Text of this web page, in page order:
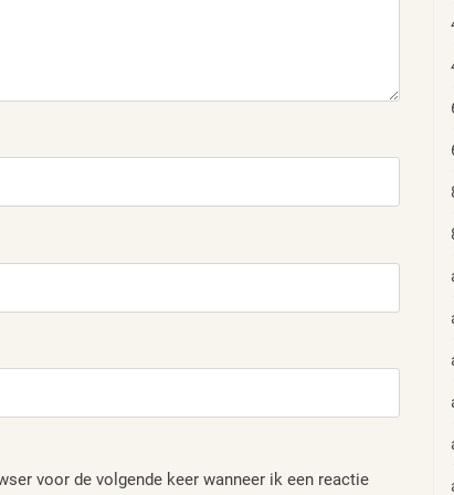
voor de volgende keer wanneer ik een reactie